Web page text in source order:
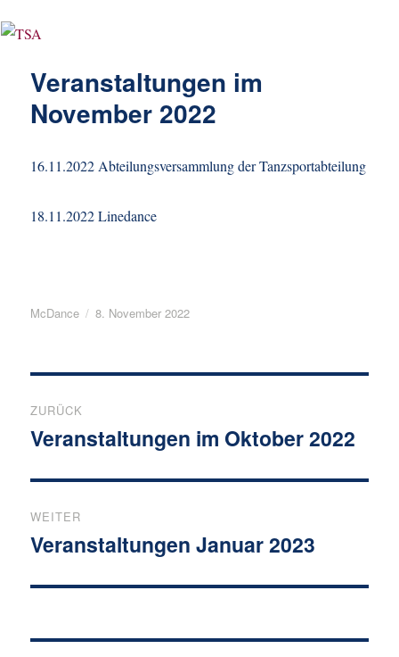
Veranstaltungen im
November 2022
16.11.2022 Abteilungsversammlung der Tanzsportabteilung
18.11.2022 Linedance
Autor
McDance
Veröffentlicht
8. November 2022
ZURÜCK
Vorheriger
Veranstaltungen im Oktober 2022
WEITER
Nächster
Veranstaltungen Januar 2023